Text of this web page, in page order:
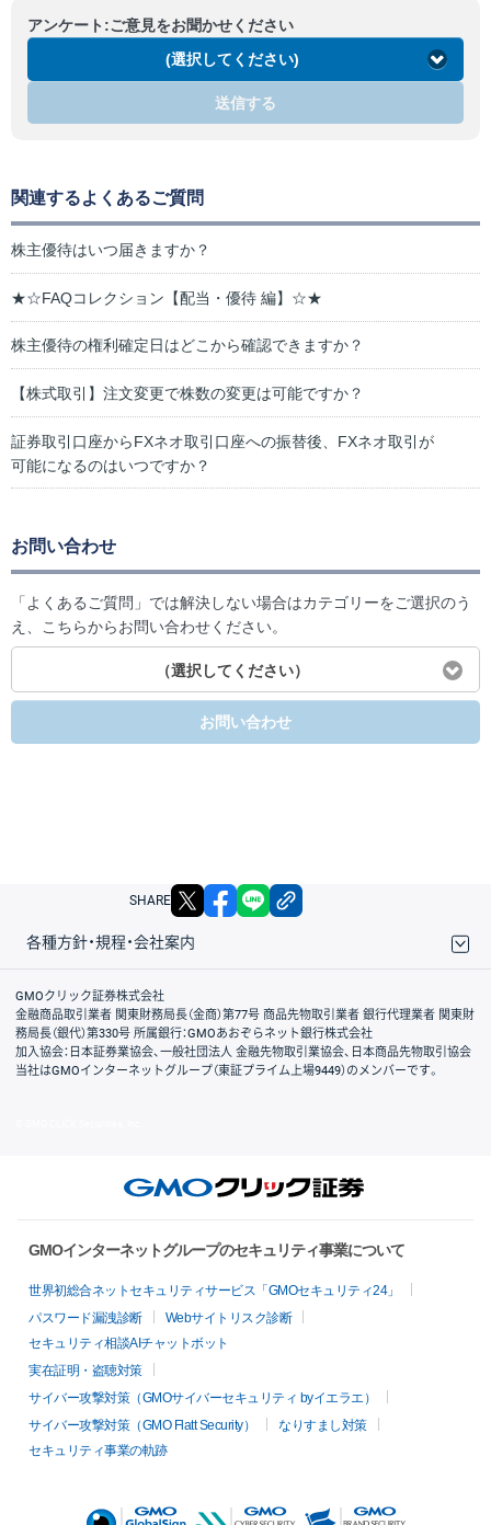
アンケート:ご意見をお聞かせください
(選択してください)
送信する
関連するよくあるご質問
株主優待はいつ届きますか？
★☆FAQコレクション【配当・優待 編】☆★
株主優待の権利確定日はどこから確認できますか？
【株式取引】注文変更で株数の変更は可能ですか？
証券取引口座からFXネオ取引口座への振替後、FXネオ取引が
可能になるのはいつですか？
お問い合わせ
「よくあるご質問」では解決しない場合はカテゴリーをご選択のう
え、こちらからお問い合わせください。
（選択してください）
お問い合わせ
SHARE X facebook
各種方針・規程・会社案内
取引規程・約款
サイトマップ
その他のご案内
個人情報保護方針
最良執行方針
サイトのご利用について
ディスクレイマー
信託保全
リスク説明
会社案内
GMOクリック証券株式会社
金融商品取引業者 関東財務局長（金商）第77号 商品先物取引業者 銀行代理業者 関東財
務局長（銀代）第330号 所属銀行：GMOあおぞらネット銀行株式会社
加入協会：日本証券業協会、一般社団法人 金融先物取引業協会、日本商品先物取引協会
当社はGMOインターネットグループ（東証プライム上場9449）のメンバーです。
GMOインターネットグループのセキュリティ事業について
世界初総合ネットセキュリティサービス「GMOセキュリティ24」
パスワード漏洩診断
Webサイトリスク診断
セキュリティ相談AIチャットボット
実在証明・盗聴対策
サイバー攻撃対策（GMOサイバーセキュリティ byイエラエ）
サイバー攻撃対策（GMO Flatt Security）
なりすまし対策
セキュリティ事業の軌跡